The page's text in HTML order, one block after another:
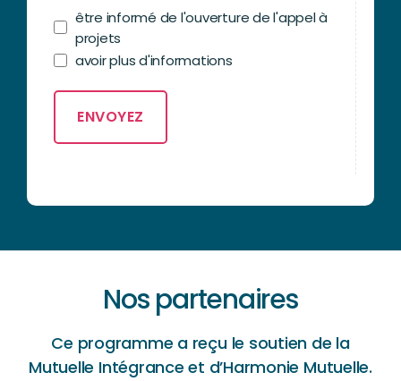
être informé de l'ouverture de l'appel à
projets
avoir plus d'informations
Nos partenaires
Ce programme a reçu le soutien de la
Mutuelle Intégrance et d’Harmonie Mutuelle.